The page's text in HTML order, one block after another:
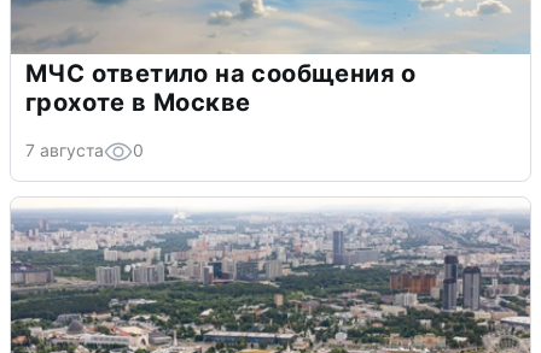
МЧС ответило на сообщения о
грохоте в Москве
7 августа 0